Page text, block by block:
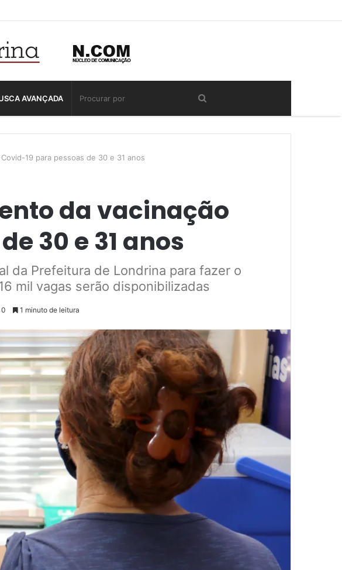
AVANÇADA
19 para pessoas de 30 e 31 anos
da vacinação
30 e 31 anos
da Prefeitura de Londrina para fazer o
mil vagas serão disponibilizadas
1 minuto de leitura